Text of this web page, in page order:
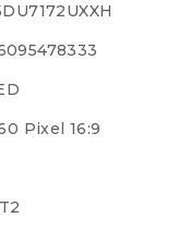
Pixel 16:9